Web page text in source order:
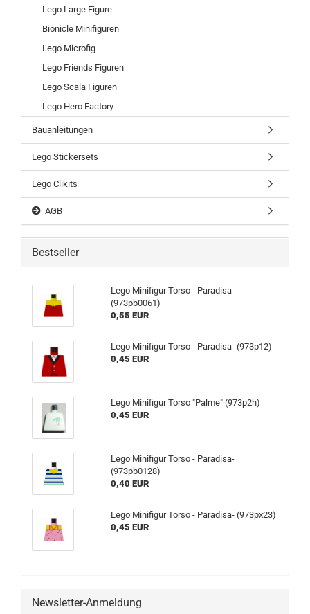
Lego Large Figure
Bionicle Minifiguren
Lego Microfig
Lego Friends Figuren
Lego Scala Figuren
Lego Hero Factory
Bauanleitungen
Lego Stickersets
Lego Clikits
AGB
Bestseller
Lego Minifigur Torso - Paradisa-
(973pb0061)
0,55 EUR
Lego Minifigur Torso - Paradisa- (973p12)
0,45 EUR
Lego Minifigur Torso "Palme" (973p2h)
0,45 EUR
Lego Minifigur Torso - Paradisa-
(973pb0128)
0,40 EUR
Lego Minifigur Torso - Paradisa- (973px23)
0,45 EUR
Newsletter-Anmeldung